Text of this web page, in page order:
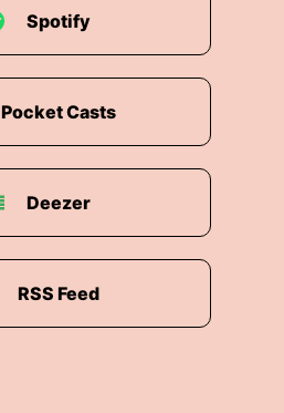
Spotify
Pocket Casts
Deezer
RSS Feed